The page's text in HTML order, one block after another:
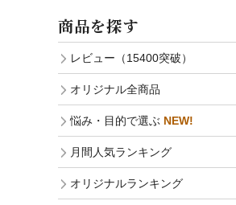
商品を探す
レビュー（15400突破）
オリジナル全商品
悩み・目的で選ぶ NEW!
月間人気ランキング
オリジナルランキング